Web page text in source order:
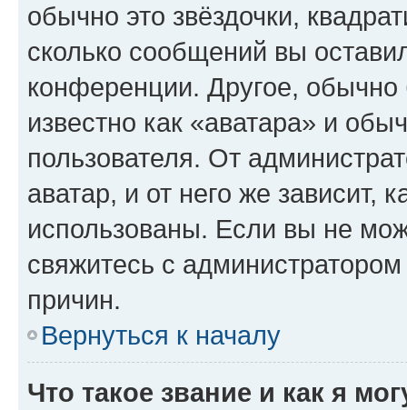
обычно это звёздочки,
сколько сообщений вы
конференции. Другое,
известно как «аватара» и
пользователя. От
аватар, и от него же зависит,
использованы. Если вы не
свяжитесь с
причин.
Вернуться к началу
Что такое звание и как я